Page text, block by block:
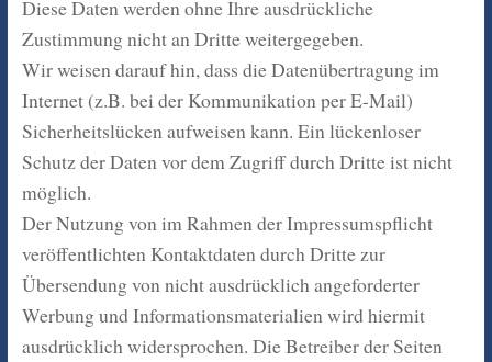
Diese Daten werden ohne Ihre ausdrückliche
Zustimmung nicht an Dritte weitergegeben.
Wir weisen darauf hin, dass die Datenübertragung im
Internet (z.B. bei der Kommunikation per E-Mail)
Sicherheitslücken aufweisen kann. Ein lückenloser
Schutz der Daten vor dem Zugriff durch Dritte ist nicht
möglich.
Der Nutzung von im Rahmen der Impressumspflicht
veröffentlichten Kontaktdaten durch Dritte zur
Übersendung von nicht ausdrücklich angeforderter
Werbung und Informationsmaterialien wird hiermit
ausdrücklich widersprochen. Die Betreiber der Seiten